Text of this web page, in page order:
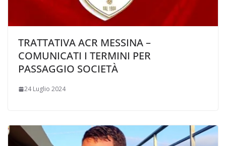
TRATTATIVA ACR MESSINA –
COMUNICATI I TERMINI PER
PASSAGGIO SOCIETÀ
24 Luglio 2024